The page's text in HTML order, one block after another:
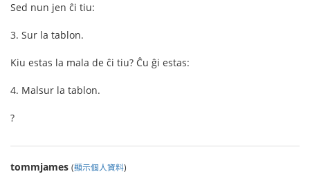
Sed nun jen ĉi tiu:
3. Sur la tablon.
Kiu estas la mala de ĉi tiu? Ĉu ĝi estas:
4. Malsur la tablon.
?
tommjames (顯示個人資料)